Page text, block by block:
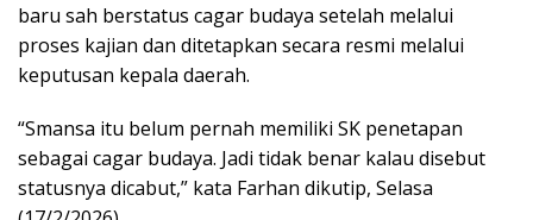
baru sah berstatus cagar budaya setelah melalui
proses kajian dan ditetapkan secara resmi melalui
keputusan kepala daerah.
“Smansa itu belum pernah memiliki SK penetapan
sebagai cagar budaya. Jadi tidak benar kalau disebut
statusnya dicabut,” kata Farhan dikutip, Selasa